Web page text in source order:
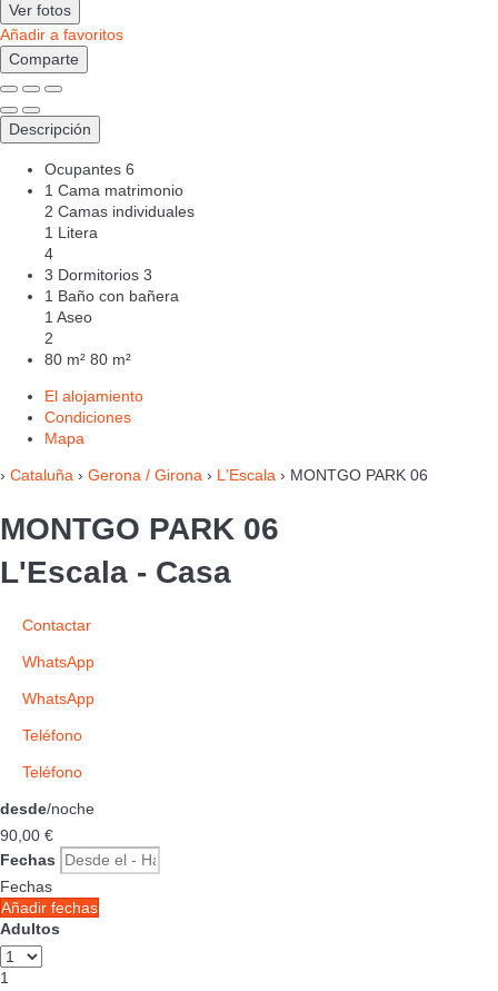
Ver fotos
Añadir a favoritos
Comparte
Descripción
Ocupantes 6
1 Cama matrimonio
2 Camas individuales
1 Litera
4
3 Dormitorios 3
1 Baño con bañera
1 Aseo
2
80 m² 80 m²
El alojamiento
Condiciones
Mapa
› Cataluña › Gerona / Girona › L'Escala › MONTGO PARK 06
MONTGO PARK 06
L'Escala - Casa
Contactar
WhatsApp
WhatsApp
Teléfono
Teléfono
desde/noche
90, 00 €
Fechas
Fechas
Añadir fechas
Adultos
1